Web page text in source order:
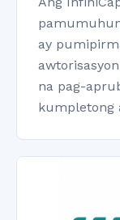
ay
na pag-
kumpletong